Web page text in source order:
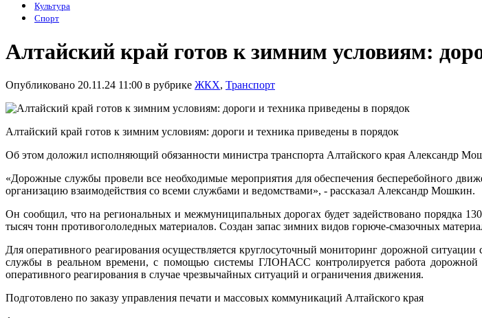
Культура
Спорт
Алтайский край готов к зимним условиям:
Опубликовано 20.11.24 11:00 в рубрике ЖКХ, Транспорт
Алтайский край готов к зимним условиям: дороги и техника приведены в порядок
Об этом доложил исполняющий обязанности министра транспорта Алтайского края Александр
«Дорожные службы провели все необходимые мероприятия для обеспечения бесперебойного
организацию взаимодействия со всеми службами и ведомствами», - рассказал Александр Мошкин.
Он сообщил, что на региональных и межмуниципальных дорогах будет задействовано порядка
тысяч тонн противогололедных материалов. Создан запас зимних видов горюче-смазочных
Для оперативного реагирования осуществляется круглосуточный мониторинг дорожной
службы в реальном времени, с помощью системы ГЛОНАСС контролируется работа дорожной
оперативного реагирования в случае чрезвычайных ситуаций и ограничения движения.
Подготовлено по заказу управления печати и массовых коммуникаций Алтайского края